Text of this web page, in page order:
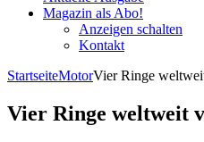
Magazin als Abo!
Anzeigen schalten
Kontakt
StartseiteMotorVier Ringe
Vier Ringe weltweit